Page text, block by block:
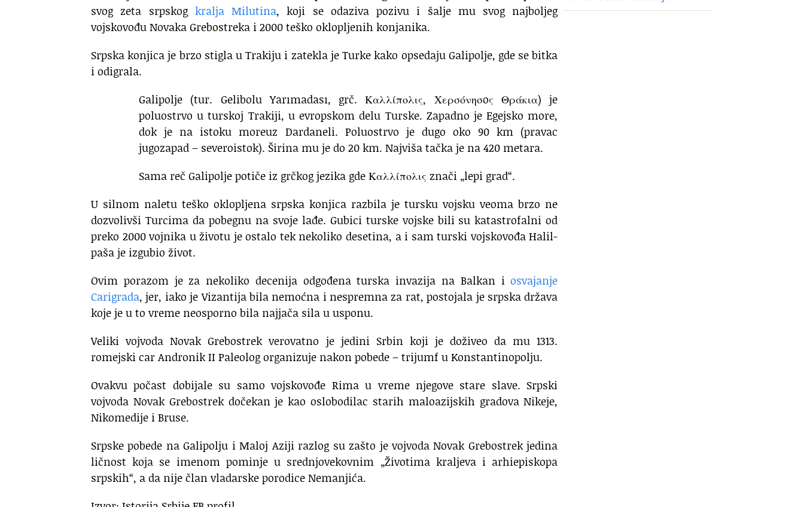
svog zeta srpskog kralja Milutina, koji se odaziva pozivu i šalje mu svog najboljeg
vojskovođu Novaka Grebostreka i 2000 teško oklopljenih konjanika.
Srpska konjica je brzo stigla u Trakiju i zatekla je Turke kako opsedaju Galipolje, gde se bitka
i odigrala.
Galipolje (tur. Gelibolu Yarımadası, grč. Καλλίπολις, Χερσόνησoς Θράκια) je
poluostrvo u turskoj Trakiji, u evropskom delu Turske. Zapadno je Egejsko more,
dok je na istoku moreuz Dardaneli. Poluostrvo je dugo oko 90 km (pravac
jugozapad – severoistok). Širina mu je do 20 km. Najviša tačka je na 420 metara.
Sama reč Galipolje potiče iz grčkog jezika gde Καλλίπολις znači „lepi grad“.
U silnom naletu teško oklopljena srpska konjica razbila je tursku vojsku veoma brzo ne
dozvolivši Turcima da pobegnu na svoje lađe. Gubici turske vojske bili su katastrofalni od
preko 2000 vojnika u životu je ostalo tek nekoliko desetina, a i sam turski vojskovođa Halil-
paša je izgubio život.
Ovim porazom je za nekoliko decenija odgođena turska invazija na Balkan iosvajanje
Carigrada, jer, iako je Vizantija bila nemoćna i nespremna za rat, postojala je srpska država
koje je u to vreme neosporno bila najjača sila u usponu.
Veliki vojvoda Novak Grebostrek verovatno je jedini Srbin koji je doživeo da mu 1313.
romejski car Andronik II Paleolog organizuje nakon pobede – trijumf u Konstantinopolju.
Ovakvu počast dobijale su samo vojskovođe Rima u vreme njegove stare slave. Srpski
vojvoda Novak Grebostrek dočekan je kao oslobodilac starih maloazijskih gradova Nikeje,
Nikomedije i Bruse.
Srpske pobede na Galipolju i Maloj Aziji razlog su zašto je vojvoda Novak Grebostrek jedina
ličnost koja se imenom pominje u srednjovekovnim „Životima kraljeva i arhiepiskopa
srpskih“, a da nije član vladarske porodice Nemanjića.